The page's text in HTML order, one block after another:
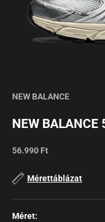
NEW BALANCE
NEW BALANCE
Sale
56.990 Ft
Mérettáblázat
Méret: